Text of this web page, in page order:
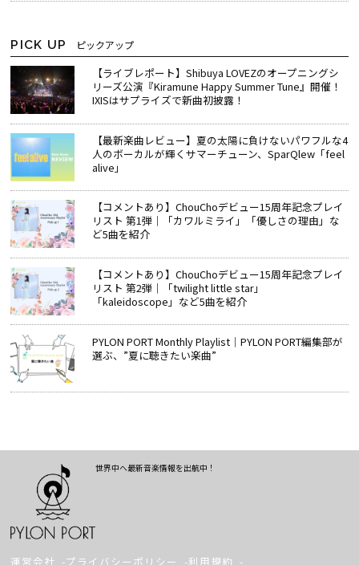
PICK UP ピックアップ
【ライブレポート】Shibuya LOVEZのオープニングシ
リーズ公演『Kiramune Happy Summer Tune』開催！
IXISはサプライズで新曲初披露！
【最新楽曲レビュー】夏の太陽に負けないパワフルな4
人のボーカルが輝くサマーチューン、SparQlew「feel
alive」
【コメントあり】ChouChoデビュー15周年記念プレイ
リスト 第1弾｜「カワルミライ」「優しさの理由」な
ど5曲を紹介
【コメントあり】ChouChoデビュー15周年記念プレイ
リスト 第2弾｜「twilight little star」
「kaleidoscope」など5曲を紹介
PYLON PORT Monthly Playlist│PYLON PORT編集部が
選ぶ、”夏に聴きたい楽曲”
世界中へ最新音楽情報を出航中！
運営会社 プライバシーポリシー 利用規約